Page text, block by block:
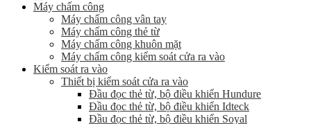
Máy chấm công
Máy chấm công vân tay
Máy chấm công thẻ từ
Máy chấm công khuôn mặt
Máy chấm công kiểm soát cửa ra vào
Kiểm soát ra vào
Thiết bị kiểm soát cửa ra vào
Đầu đọc thẻ từ, bộ điều khiển Hundure
Đầu đọc thẻ từ, bộ điều khiển Idteck
Đầu đọc thẻ từ, bộ điều khiển Soyal